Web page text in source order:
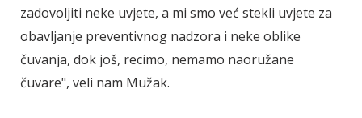
zadovoljiti neke uvjete, a mi smo već stekli uvjete za
obavljanje preventivnog nadzora i neke oblike
čuvanja, dok još, recimo, nemamo naoružane
čuvare", veli nam Mužak.